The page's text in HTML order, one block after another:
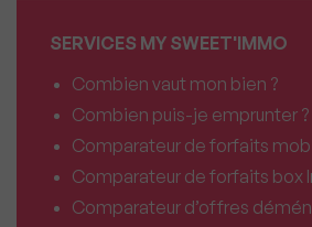
SERVICES MY SWEET'IMMO
Combien vaut mon bien ?
Combien puis-je emprunter ?
Comparateur de forfaits
Comparateur de forfaits box
Comparateur d’offres